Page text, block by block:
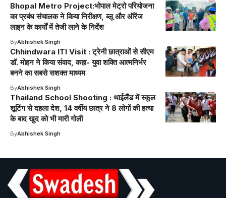
Bhopal Metro Project:भोपाल मेट्रो परियोजना
का प्रबंध संचालक ने किया निरीक्षण, ब्लू और ऑरेंज
लाइन के कार्यों में तेजी लाने के निर्देश
ByAbhishek Singh
Chhindwara ITI Visit : ट्रेनी छात्राओं से सीएम
डॉ. मोहन ने किया संवाद, कहा- युवा शक्ति आत्मनिर्भर
बनने का सबसे सशक्त माध्यम
ByAbhishek Singh
Thailand School Shooting : थाईलैंड में स्कूल
शूटिंग से दहला देश, 14 वर्षीय छात्र ने 8 लोगों की हत्या
के बाद खुद को भी मारी गोली
ByAbhishek Singh